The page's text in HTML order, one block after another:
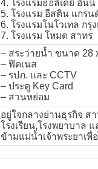
4. โรงแรมฮอลิเดย์ อิน
5. โรงแรม อีสติน แกรน
6. โรงแรมโนโวเทล ก
7. โรงแรม โหมด สาทร
– สระว่ายน้ำ ขนาด 28
– ฟิตเนส
– รปภ. และ CCTV
– ประตู Key Card
– สวนหย่อม
อยู่ใจกลางย่านธุรกิจ ส
โรงเรียน,โรงพยาบาล
ข้ามแม่น้ำเจ้าพระยาเพื่